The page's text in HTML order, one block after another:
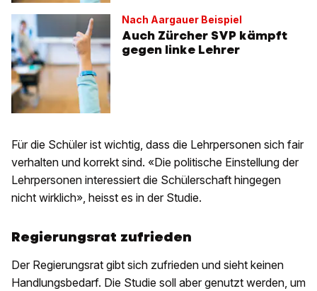
Nach Aargauer Beispiel
Auch Zürcher SVP kämpft
gegen linke Lehrer
Für die Schüler ist wichtig, dass die Lehrpersonen sich fair
verhalten und korrekt sind. «Die politische Einstellung der
Lehrpersonen interessiert die Schülerschaft hingegen
nicht wirklich», heisst es in der Studie.
Regierungsrat zufrieden
Der Regierungsrat gibt sich zufrieden und sieht keinen
Handlungsbedarf. Die Studie soll aber genutzt werden, um